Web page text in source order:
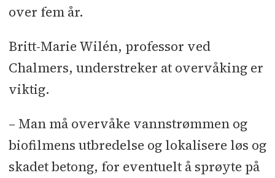
over fem år.
Britt-Marie Wilén, professor ved
Chalmers, understreker at overvåking er
viktig.
– Man må overvåke vannstrømmen og
biofilmens utbredelse og lokalisere løs og
skadet betong, for eventuelt å sprøyte på